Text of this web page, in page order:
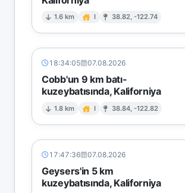
1.6 km I 38.82, -122.74
18:34:05 07.08.2026
Cobb'un 9 km batı-
kuzeybatısında, Kaliforniya
1.8 km I 38.84, -122.82
17:47:36 07.08.2026
Geysers'in 5 km
kuzeybatısında, Kaliforniya